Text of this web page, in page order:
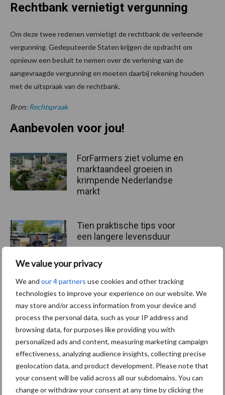
We value your privacy
We and our 4 partners use cookies and other tracking
technologies to improve your experience on our website. We
may store and/or access information from your device and
process the personal data, such as your IP address and
browsing data, for purposes like providing you with
personalized ads and content, measuring marketing campaign
effectiveness, analyzing audience insights, collecting precise
geolocation data, and product development. Please note that
your consent will be valid across all our subdomains. You can
change or withdraw your consent at any time by clicking the
Rechtbank vernietigt vergunning
Om deze twee redenen vernietigt de rechtbank de verleende
vergunning. Gedeputeerde Staten krijgen de opdracht om
opnieuw een besluit te nemen over de verlening van de
aangevraagde vergunning en moeten daarbij rekening houden
met de uitspraak van de rechtbank.
Bron: Rechtspraak
Aanbevolen voor jou!
ForFarmers ziet volume en
marktaandeel groeien in
krimpende Nederlandse
markt
Tien praktische tips voor
een langere levensduur
“Vraag naar praktische
hygieneoplossingen is in
Polen groter dan ooit”
Themapagina's